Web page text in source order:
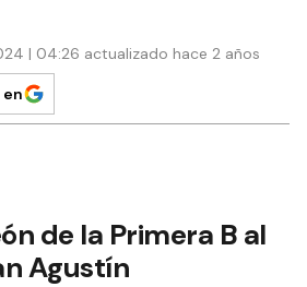
| 04:26 actualizado hace 2 años
de la Primera B al
Agustín